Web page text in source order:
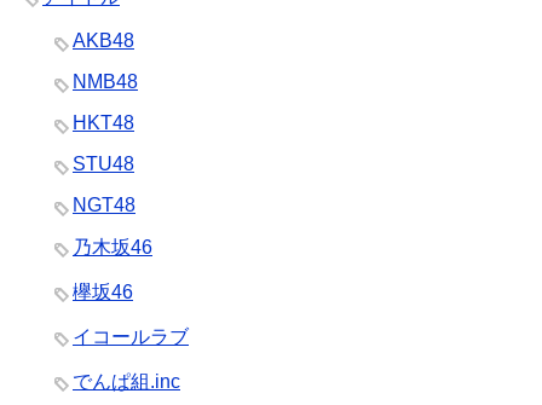
AKB48
NMB48
HKT48
STU48
NGT48
乃木坂46
欅坂46
イコールラブ
でんぱ組.inc